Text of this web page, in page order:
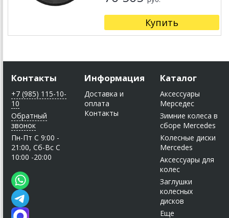
Купить
Контакты
+7 (985) 115-10-
10
Обратный
звонок
Пн-Пт C 9:00 -
21:00, Сб-Вс С
10:00 -20:00
Информация
Доставка и
оплата
Контакты
Каталог
Аксессуары
Мерседес
Зимние колеса в
сборе Mercedes
Колесные диски
Mercedes
Аксессуары для
колес
Заглушки
колесных
дисков